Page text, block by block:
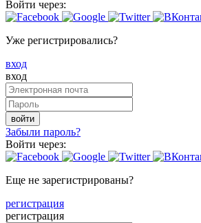
Войти через:
Уже регистрировались?
вход
вход
войти
Забыли пароль?
Войти через:
Еще не зарегистрированы?
регистрация
регистрация